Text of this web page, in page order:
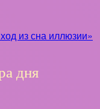
из сна иллюзии»
дня